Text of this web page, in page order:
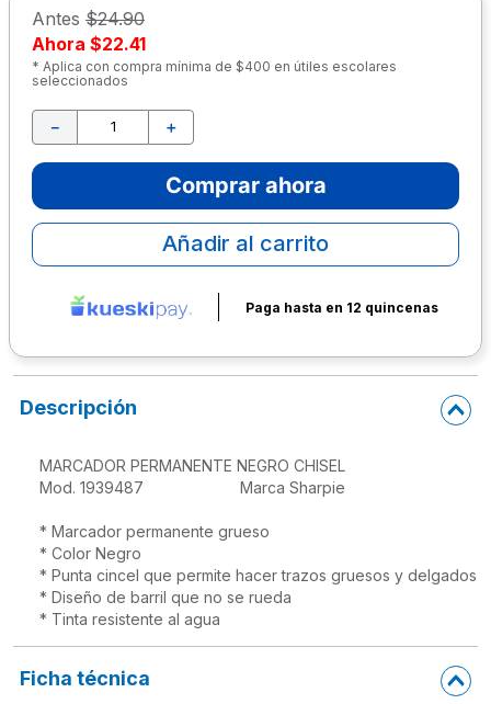
Antes $24.90
Ahora $22.41
* Aplica con compra mínima de $400 en útiles escolares
seleccionados
＋
－
Comprar ahora
Añadir al carrito
Paga hasta en 12 quincenas
Descripción
MARCADOR PERMANENTE NEGRO CHISEL
Mod. 1939487                      Marca Sharpie
* Marcador permanente grueso
* Color Negro
* Punta cincel que permite hacer trazos gruesos y delgados
* Diseño de barril que no se rueda
* Tinta resistente al agua
Ficha técnica
7.
escritorio
8 .
sacapuntas